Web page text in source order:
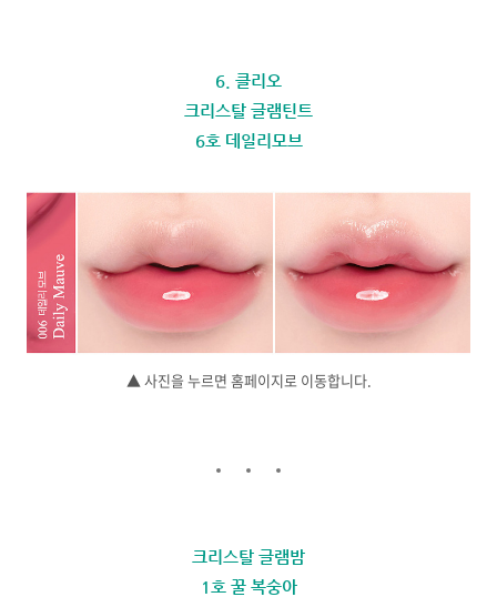
6. 클리오
크리스탈 글램틴트
6호 데일리모브
▲ 사진을 누르면 홈페이지로 이동합니다.
크리스탈 글램밤
1호 꿀 복숭아